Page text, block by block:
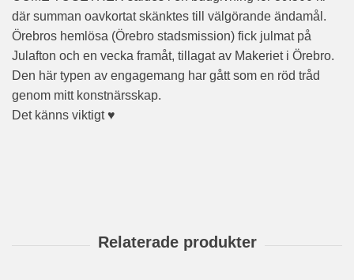
där summan oavkortat skänktes till välgörande ändamål.
Örebros hemlösa (Örebro stadsmission) fick julmat på
Julafton och en vecka framåt, tillagat av Makeriet i Örebro.
Den här typen av engagemang har gått som en röd tråd
genom mitt konstnärsskap.
Det känns viktigt ♥️